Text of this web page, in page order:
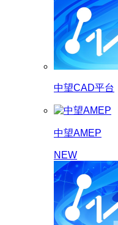
中望CAD平台
中望AMEP
NEW